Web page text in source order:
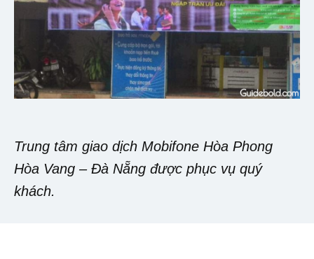
Trung tâm giao dịch Mobifone Hòa Phong
Hòa Vang – Đà Nẵng được phục vụ quý
khách.